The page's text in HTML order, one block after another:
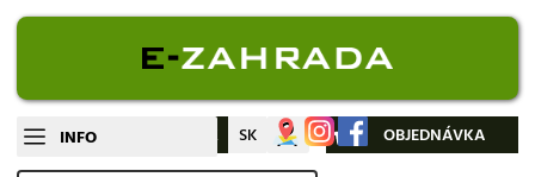
INFO CZ SK Můj účet OBJEDNÁVKA